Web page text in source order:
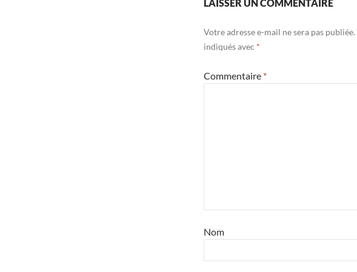
LAISSER UN COMMENTAIRE
Votre adresse e-mail ne sera pas publiée.
indiqués avec *
Commentaire *
Nom